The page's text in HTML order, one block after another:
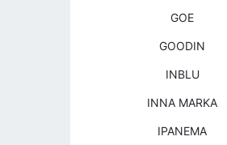
GOE
GOODIN
INBLU
INNA MARKA
IPANEMA